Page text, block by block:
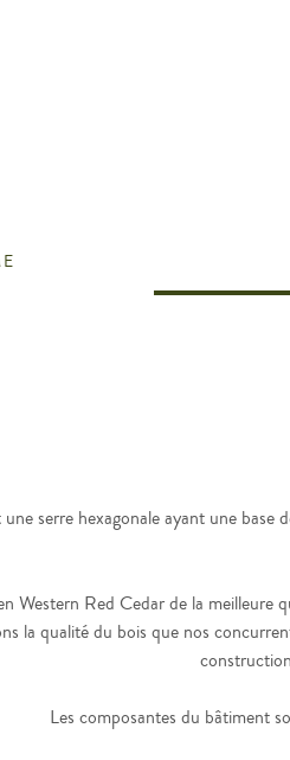
une serre hexagonale ayant une
Western Red Cedar de la
la qualité du bois que nos
Les composantes du bâtiment